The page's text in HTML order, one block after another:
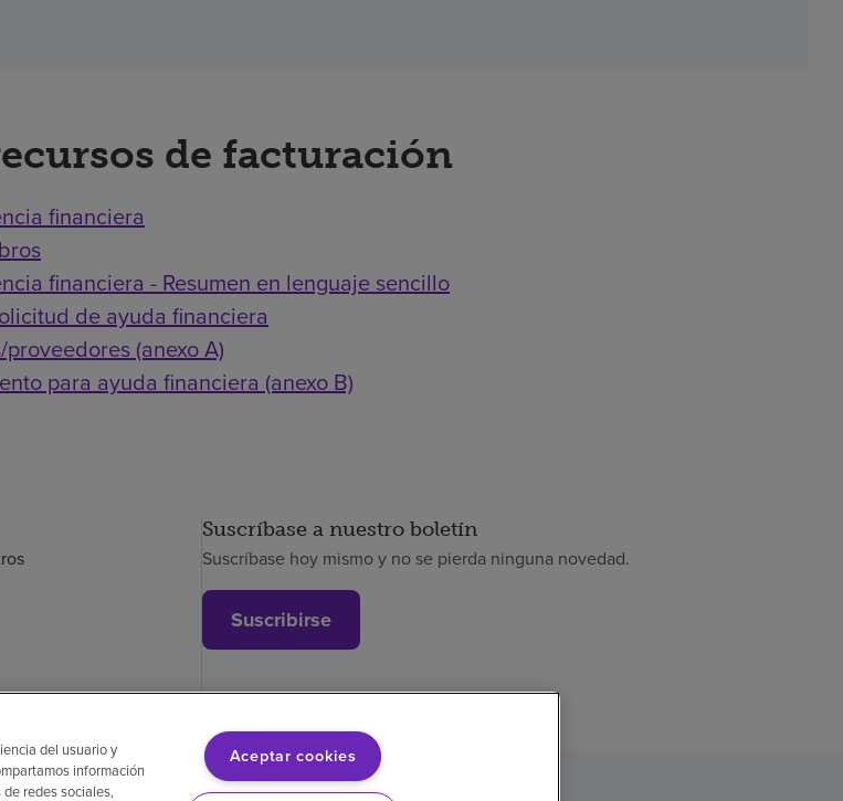
de facturación
financiera
financiera - Resumen en lenguaje sencillo
de ayuda financiera
(anexo A)
para ayuda financiera (anexo B)
Suscríbase a nuestro boletín
Suscríbase hoy mismo y no se pierda ninguna novedad.
Suscribirse
Cumplimiento de los proveedoresTransparencia de precios
del usuario y
información
redes sociales,
Aceptar cookies